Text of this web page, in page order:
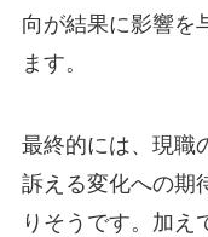
向が結果に影響を
ます。
最終的には、現職
訴える変化への期
りそうです。加え